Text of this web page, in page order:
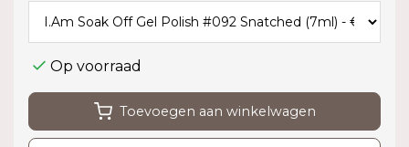
Op voorraad
Toevoegen aan winkelwagen